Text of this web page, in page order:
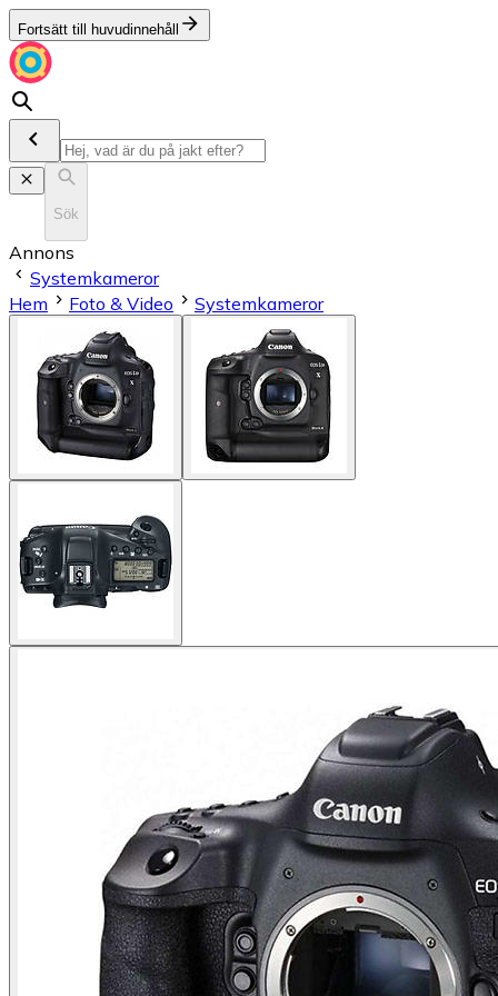
Fortsätt till huvudinnehåll
Sök
Annons
Systemkameror
Hem
Foto & Video Systemkameror